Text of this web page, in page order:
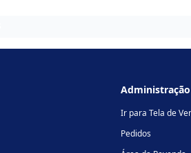
Administração
Ir para Tela de
Pedidos